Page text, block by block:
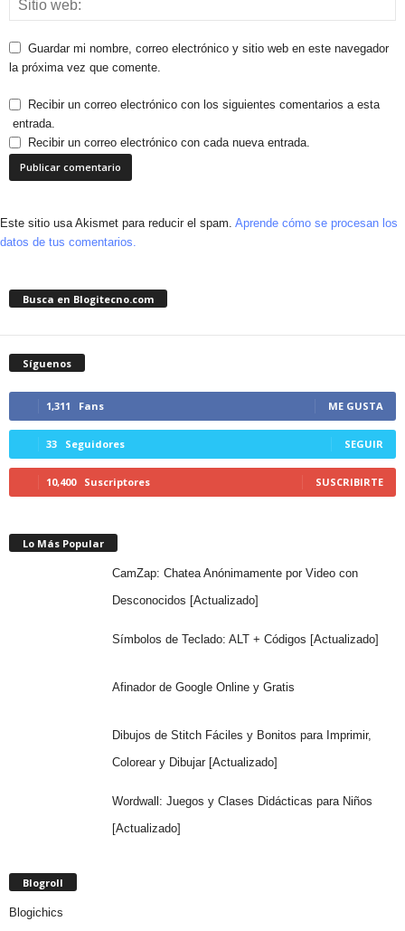
Guardar mi nombre, correo electrónico y sitio web en este navegador
la próxima vez que comente.
Recibir un correo electrónico con los siguientes comentarios a esta
entrada.
Recibir un correo electrónico con cada nueva entrada.
Este sitio usa Akismet para reducir el spam. Aprende cómo se procesan los
datos de tus comentarios.
Busca en Blogitecno.com
Síguenos
1,311 Fans ME GUSTA
33 Seguidores SEGUIR
10,400 Suscriptores SUSCRIBIRTE
Lo Más Popular
CamZap: Chatea Anónimamente por Video con
Desconocidos [Actualizado]
Símbolos de Teclado: ALT + Códigos [Actualizado]
Afinador de Google Online y Gratis
Dibujos de Stitch Fáciles y Bonitos para Imprimir,
Colorear y Dibujar [Actualizado]
Wordwall: Juegos y Clases Didácticas para Niños
[Actualizado]
Blogroll
Blogichics